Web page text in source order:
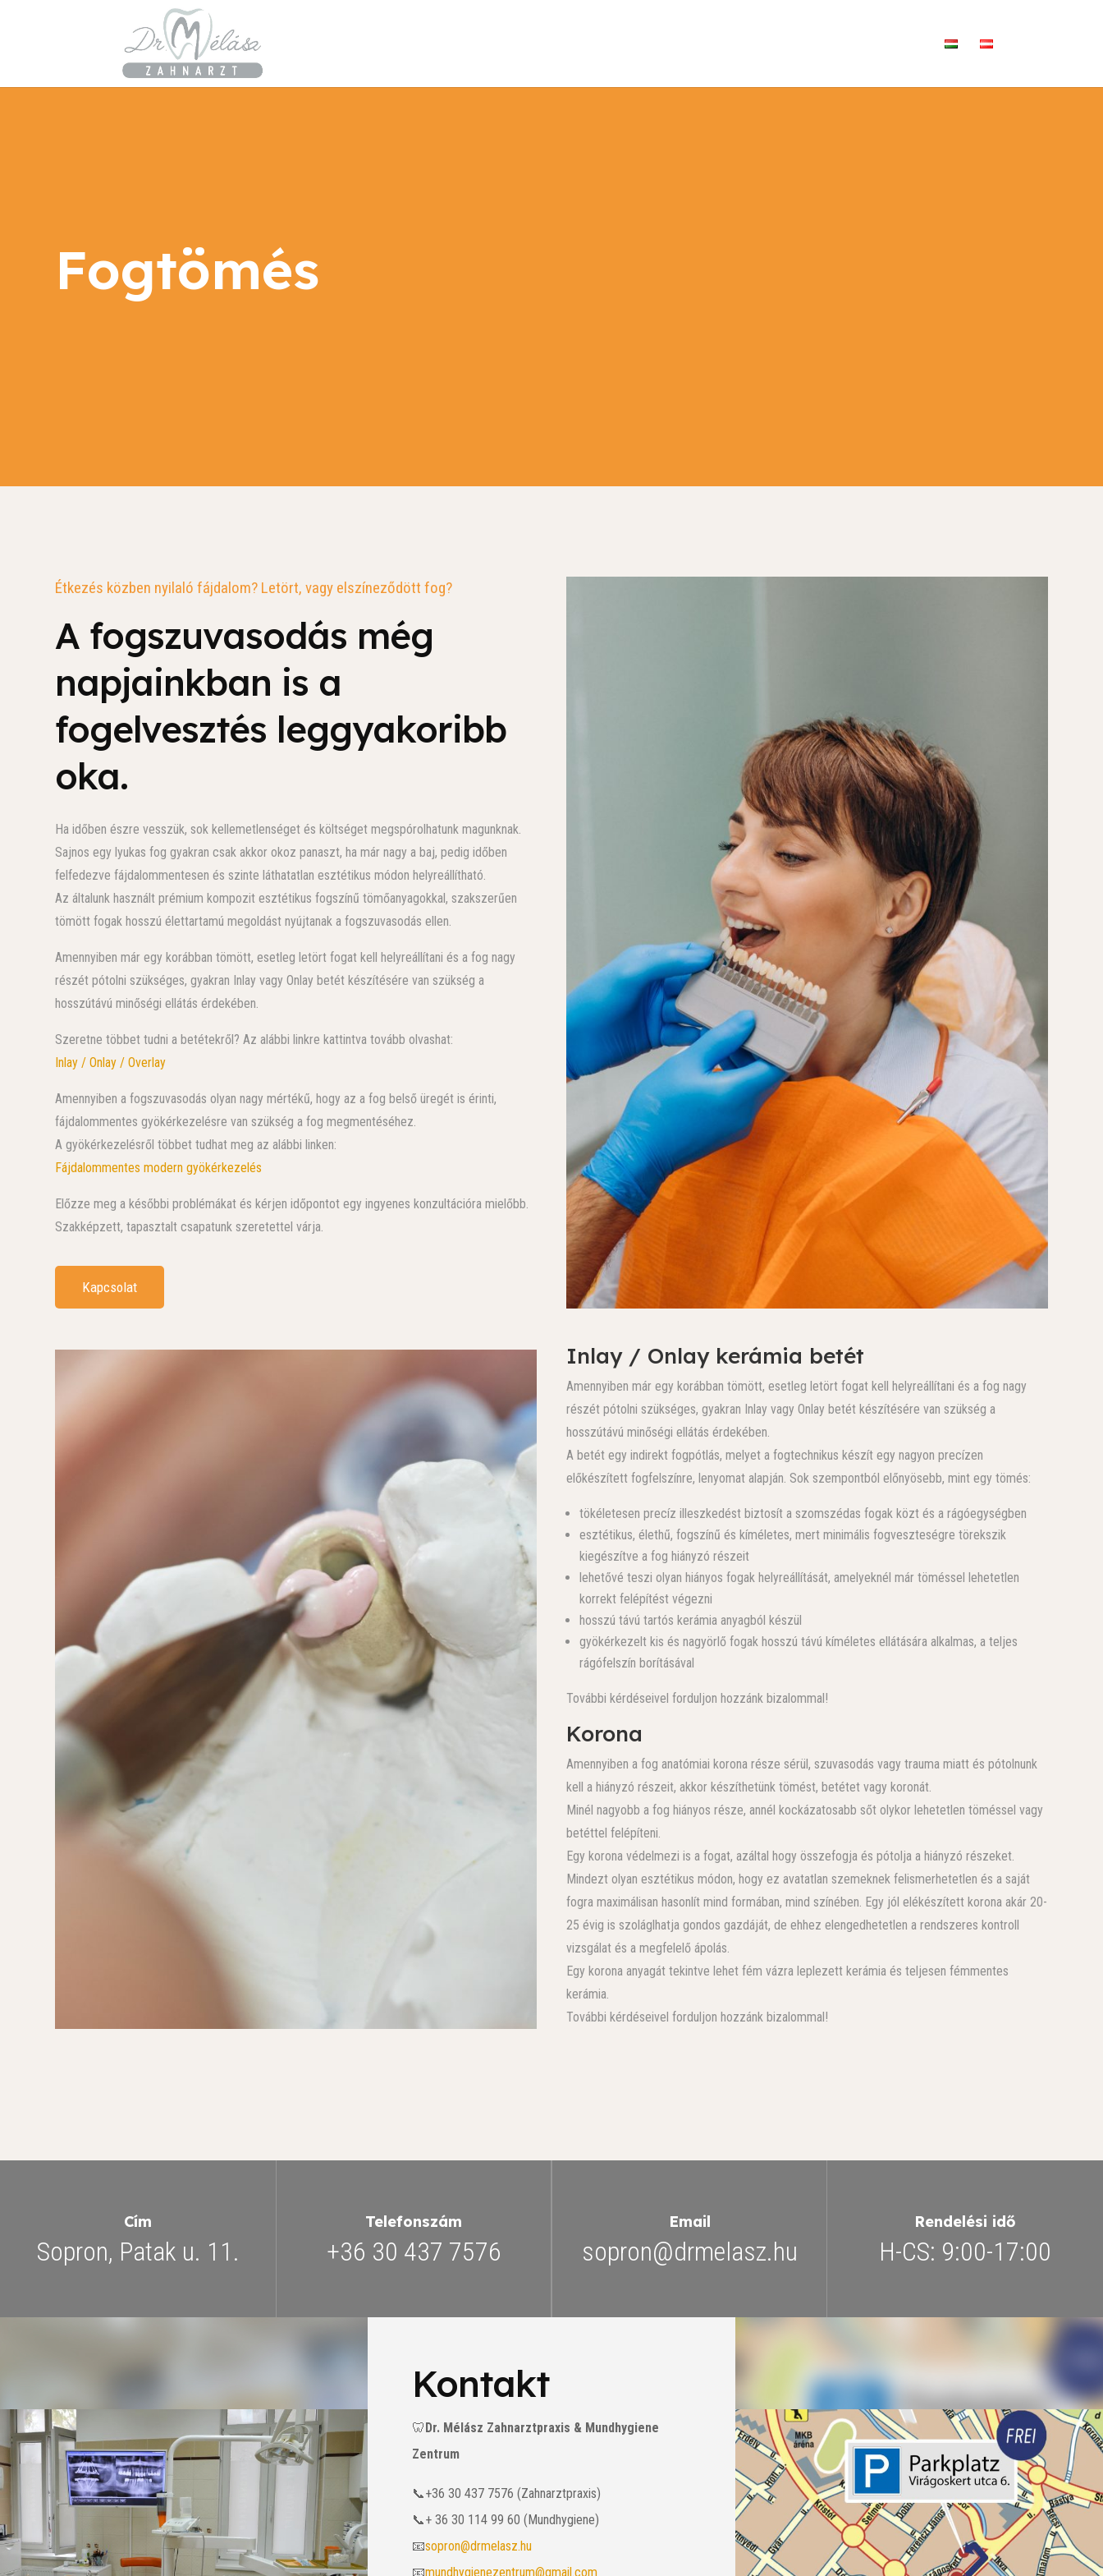
Fogtömés
Étkezés közben nyilaló fájdalom? Letört, vagy elszíneződött fog?
A fogszuvasodás még
napjainkban is a
fogelvesztés leggyakoribb
oka.
Ha időben észre vesszük, sok kellemetlenséget és költséget megspórolhatunk magunknak.
Sajnos egy lyukas fog gyakran csak akkor okoz panaszt, ha már nagy a baj, pedig időben
felfedezve fájdalommentesen és szinte láthatatlan esztétikus módon helyreállítható.
Az általunk használt prémium kompozit esztétikus fogszínű tömőanyagokkal, szakszerűen
tömött fogak hosszú élettartamú megoldást nyújtanak a fogszuvasodás ellen.
Amennyiben már egy korábban tömött, esetleg letört fogat kell helyreállítani és a fog nagy
részét pótolni szükséges, gyakran Inlay vagy Onlay betét készítésére van szükség a
hosszútávú minőségi ellátás érdekében.
Szeretne többet tudni a betétekről? Az alábbi linkre kattintva tovább olvashat:
Inlay / Onlay / Overlay
Amennyiben a fogszuvasodás olyan nagy mértékű, hogy az a fog belső üregét is érinti,
fájdalommentes gyökérkezelésre van szükség a fog megmentéséhez.
A gyökérkezelésről többet tudhat meg az alábbi linken:
Fájdalommentes modern gyökérkezelés
Előzze meg a későbbi problémákat és kérjen időpontot egy ingyenes konzultációra mielőbb.
Szakképzett, tapasztalt csapatunk szeretettel várja.
Kapcsolat
Inlay / Onlay kerámia betét
Amennyiben már egy korábban tömött, esetleg letört fogat kell helyreállítani és a fog nagy
részét pótolni szükséges, gyakran Inlay vagy Onlay betét készítésére van szükség a
hosszútávú minőségi ellátás érdekében.
A betét egy indirekt fogpótlás, melyet a fogtechnikus készít egy nagyon precízen
előkészített fogfelszínre, lenyomat alapján. Sok szempontból előnyösebb, mint egy tömés:
tökéletesen precíz illeszkedést biztosít a szomszédas fogak közt és a rágóegységben
esztétikus, élethű, fogszínű és kíméletes, mert minimális fogveszteségre törekszik
kiegészítve a fog hiányzó részeit
lehetővé teszi olyan hiányos fogak helyreállítását, amelyeknél már töméssel lehetetlen
korrekt felépítést végezni
hosszú távú tartós kerámia anyagból készül
gyökérkezelt kis és nagyörlő fogak hosszú távú kíméletes ellátására alkalmas, a teljes
rágófelszín borításával
További kérdéseivel forduljon hozzánk bizalommal!
Korona
Amennyiben a fog anatómiai korona része sérül, szuvasodás vagy trauma miatt és pótolnunk
kell a hiányzó részeit, akkor készíthetünk tömést, betétet vagy koronát.
Minél nagyobb a fog hiányos része, annél kockázatosabb sőt olykor lehetetlen töméssel vagy
betéttel felépíteni.
Egy korona védelmezi is a fogat, azáltal hogy összefogja és pótolja a hiányzó részeket.
Mindezt olyan esztétikus módon, hogy ez avatatlan szemeknek felismerhetetlen és a saját
fogra maximálisan hasonlít mind formában, mind színében. Egy jól elékészített korona akár 20-
25 évig is szoláglhatja gondos gazdáját, de ehhez elengedhetetlen a rendszeres kontroll
vizsgálat és a megfelelő ápolás.
Egy korona anyagát tekintve lehet fém vázra leplezett kerámia és teljesen fémmentes
kerámia.
További kérdéseivel forduljon hozzánk bizalommal!
Cím
Sopron, Patak u. 11.
Telefonszám
+36 30 437 7576
Email
sopron@drmelasz.hu
Rendelési idő
H-CS: 9:00-17:00
Kontakt
🦷Dr. Mélász Zahnarztpraxis & Mundhygiene
Zentrum
📞+36 30 437 7576 (Zahnarztpraxis)
📞+ 36 30 114 99 60 (Mundhygiene)
📧sopron@drmelasz.hu
📧mundhygienezentrum@gmail.com